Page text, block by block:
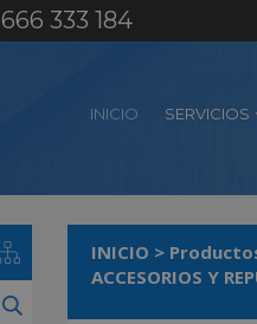
666 333 184
INICIO SERVICIOS
INICIO >
ACCESORIOS Y